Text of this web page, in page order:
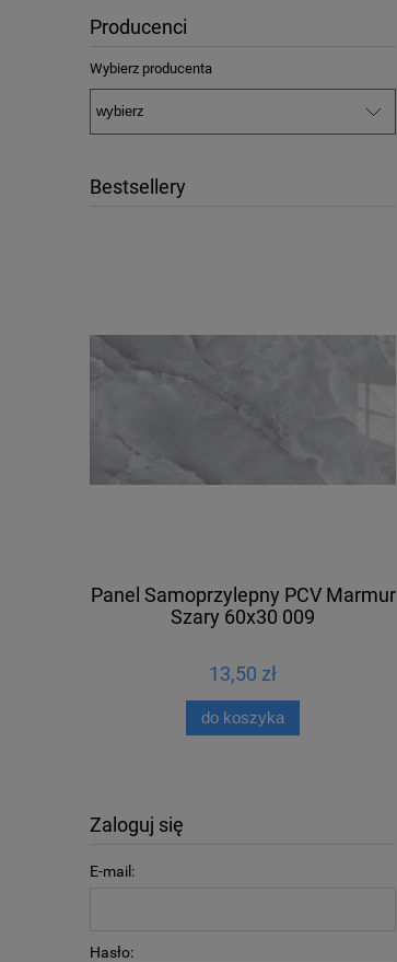
Producenci
Wybierz producenta
Bestsellery
Panel Samoprzylepny PCV Marmur
Szary 60x30 009
13,50 zł
do koszyka
Zaloguj się
E-mail:
Hasło: